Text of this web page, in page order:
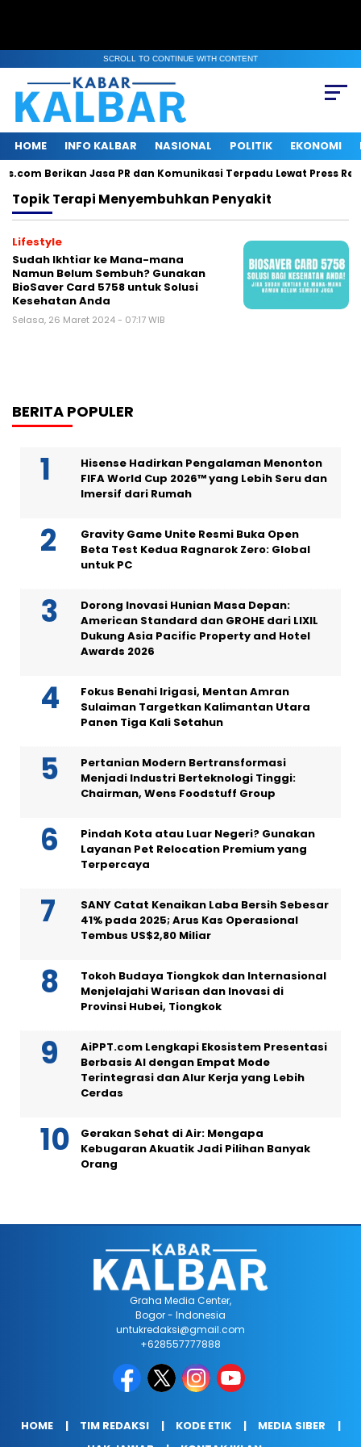
SCROLL TO CONTINUE WITH CONTENT
HOME INFO KALBAR NASIONAL POLITIK EKONOMI
Berikan Jasa PR dan Komunikasi Terpadu Lewat Press
TopikTerapi Menyembuhkan Penyakit
Lifestyle
Sudah Ikhtiar ke Mana-mana
Namun Belum Sembuh? Gunakan
BioSaver Card 5758 untuk Solusi
Kesehatan Anda
Selasa, 26 Maret 2024 - 07:17 WIB
BERITA POPULER
Hisense Hadirkan Pengalaman Menonton
FIFA World Cup 2026™ yang Lebih Seru dan
Imersif dari Rumah
Gravity Game Unite Resmi Buka Open
Beta Test Kedua Ragnarok Zero: Global
untuk PC
Dorong Inovasi Hunian Masa Depan:
American Standard dan GROHE dari LIXIL
Dukung Asia Pacific Property and Hotel
Awards 2026
Fokus Benahi Irigasi, Mentan Amran
Sulaiman Targetkan Kalimantan Utara
Panen Tiga Kali Setahun
Pertanian Modern Bertransformasi
Menjadi Industri Berteknologi Tinggi:
Chairman, Wens Foodstuff Group
Pindah Kota atau Luar Negeri? Gunakan
Layanan Pet Relocation Premium yang
Terpercaya
SANY Catat Kenaikan Laba Bersih Sebesar
41% pada 2025; Arus Kas Operasional
Tembus US$2,80 Miliar
Tokoh Budaya Tiongkok dan Internasional
Menjelajahi Warisan dan Inovasi di
Provinsi Hubei, Tiongkok
AiPPT.com Lengkapi Ekosistem Presentasi
Berbasis AI dengan Empat Mode
Terintegrasi dan Alur Kerja yang Lebih
Cerdas
Gerakan Sehat di Air: Mengapa
Kebugaran Akuatik Jadi Pilihan Banyak
Orang
Graha Media Center,
Bogor - Indonesia
untukredaksi@gmail.com
+628557777888
HOME TIM REDAKSI KODE ETIK
MEDIA SIBER